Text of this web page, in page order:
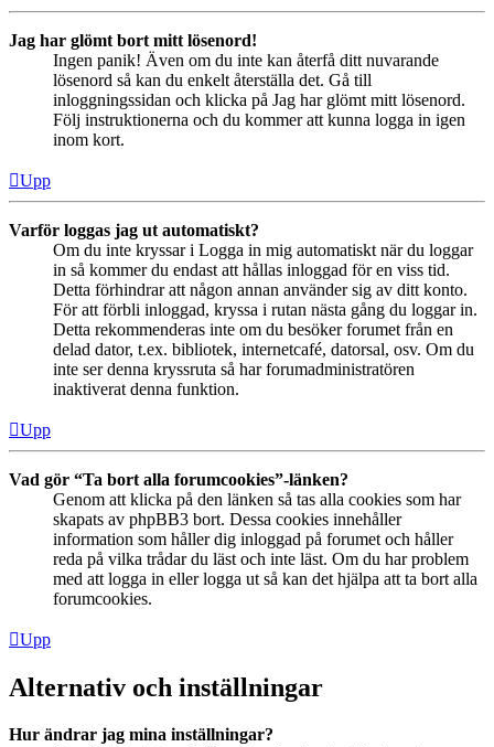
Jag har glömt bort mitt lösenord!
Ingen panik! Även om du inte kan återfå ditt nuvarande
lösenord så kan du enkelt återställa det. Gå till
inloggningssidan och klicka på Jag har glömt mitt lösenord.
Följ instruktionerna och du kommer att kunna logga in igen
inom kort.
Upp
Varför loggas jag ut automatiskt?
Om du inte kryssar i Logga in mig automatiskt när du loggar
in så kommer du endast att hållas inloggad för en viss tid.
Detta förhindrar att någon annan använder sig av ditt konto.
För att förbli inloggad, kryssa i rutan nästa gång du loggar in.
Detta rekommenderas inte om du besöker forumet från en
delad dator, t.ex. bibliotek, internetcafé, datorsal, osv. Om du
inte ser denna kryssruta så har forumadministratören
inaktiverat denna funktion.
Upp
Vad gör “Ta bort alla forumcookies”-länken?
Genom att klicka på den länken så tas alla cookies som har
skapats av phpBB3 bort. Dessa cookies innehåller
information som håller dig inloggad på forumet och håller
reda på vilka trådar du läst och inte läst. Om du har problem
med att logga in eller logga ut så kan det hjälpa att ta bort alla
forumcookies.
Upp
Alternativ och inställningar
Hur ändrar jag mina inställningar?